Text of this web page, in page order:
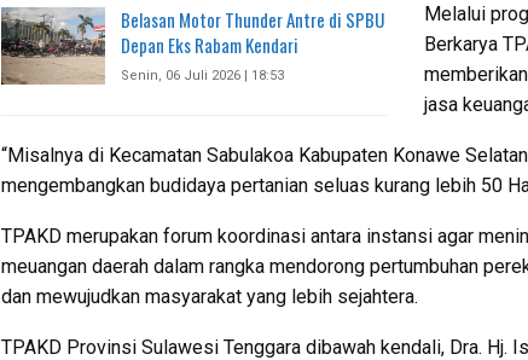
Belasan Motor Thunder Antre di SPBU
Depan Eks Rabam Kendari
Senin, 06 Juli 2026 | 18:53
Melalui
Berkarya
jasa
“Misalnya di Kecamatan Sabulakoa Kabupaten Konawe
mengembangkan budidaya pertanian seluas kurang lebih 50
TPAKD merupakan forum koordinasi antara instansi agar
meuangan daerah dalam rangka mendorong pertumbuhan
dan mewujudkan masyarakat yang lebih sejahtera.
TPAKD Provinsi Sulawesi Tenggara dibawah kendali, Dra. Hj.